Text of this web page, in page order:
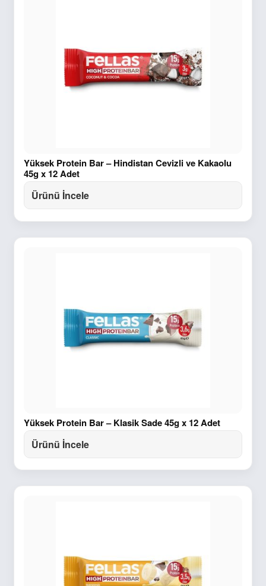
Yüksek Protein Bar – Hindistan Cevizli ve Kakaolu
45g x 12 Adet
Ürünü İncele
Yüksek Protein Bar – Klasik Sade 45g x 12 Adet
Ürünü İncele